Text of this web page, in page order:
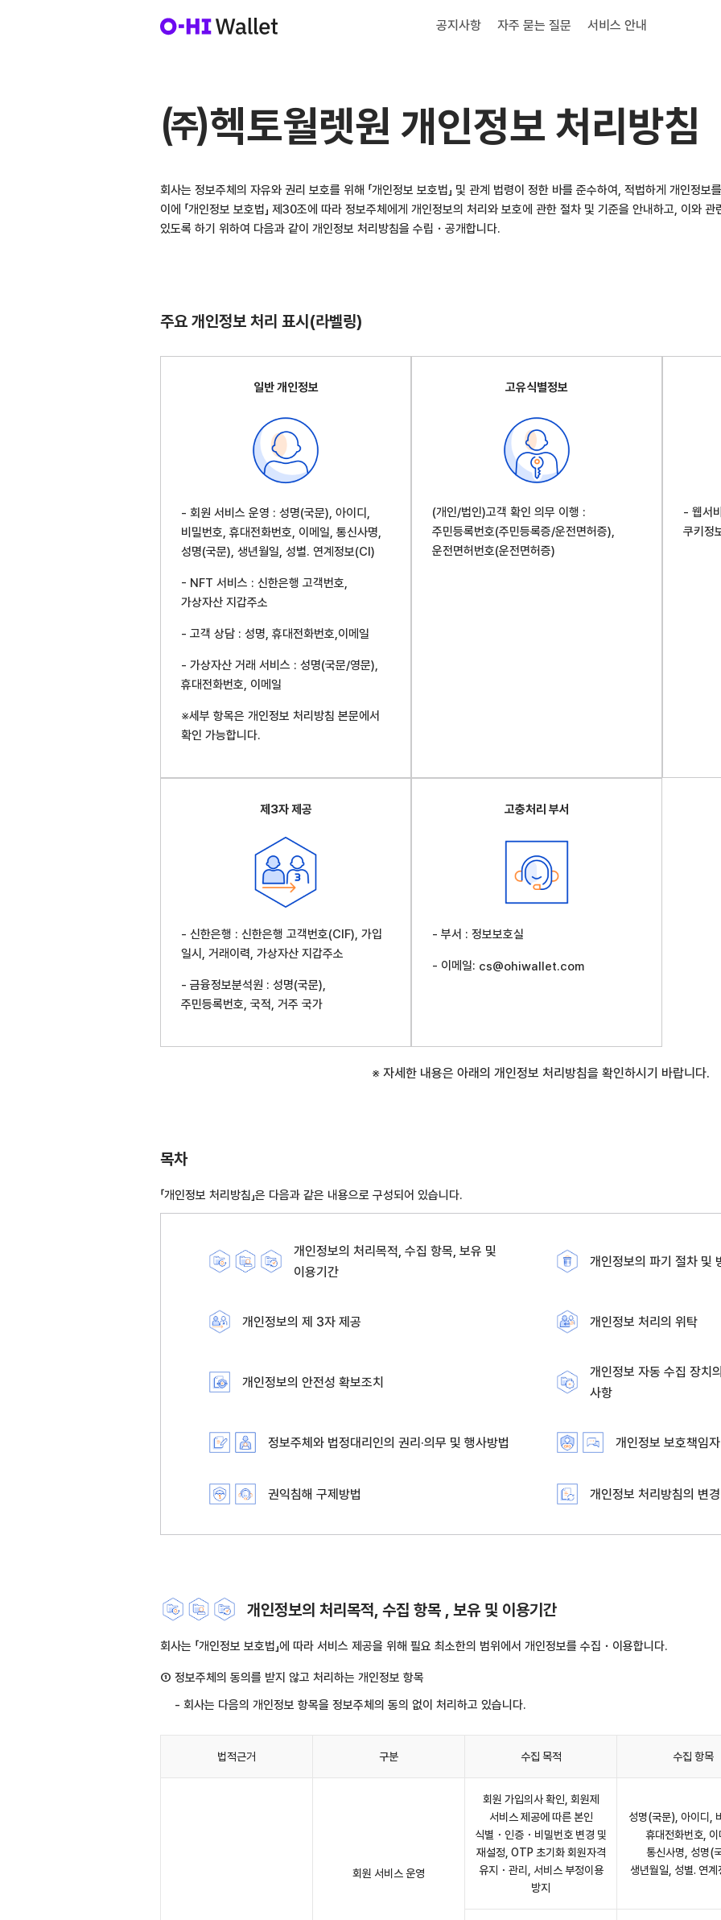
공지사항 자주 묻는 질문 서비스 안내
㈜헥토월렛원 개인정보 처리방침
회사는 정보주체의 자유와 권리 보호를 위해 「개인정보 보호법」 및 관계 법령이 정한 바를 준수하여, 적법하게 개인정보
이에 「개인정보 보호법」 제30조에 따라 정보주체에게 개인정보의 처리와 보호에 관한 절차 및 기준을 안내하고, 이와
있도록 하기 위하여 다음과 같이 개인정보 처리방침을 수립・공개합니다.
주요 개인정보 처리 표시(라벨링)
일반 개인정보
- 회원 서비스 운영 : 성명(국문), 아이디,
비밀번호, 휴대전화번호, 이메일, 통신사명,
성명(국문), 생년월일, 성별. 연계정보(CI)
- NFT 서비스 : 신한은행 고객번호,
가상자산 지갑주소
- 고객 상담 : 성명, 휴대전화번호,이메일
- 가상자산 거래 서비스 : 성명(국문/영문),
휴대전화번호, 이메일
※세부 항목은 개인정보 처리방침 본문에서
확인 가능합니다.
고유식별정보
(개인/법인)고객 확인 의무 이행 :
주민등록번호(주민등록증/운전면허증),
운전면허번호(운전면허증)
- 웹서
쿠키정
제3자 제공
- 신한은행 : 신한은행 고객번호(CIF), 가입
일시, 거래이력, 가상자산 지갑주소
- 금융정보분석원 : 성명(국문),
주민등록번호, 국적, 거주 국가
고충처리 부서
- 부서 : 정보보호실
- 이메일: cs@ohiwallet.com
※ 자세한 내용은 아래의 개인정보 처리방침을 확인하시기 바랍니다.
목차
「개인정보 처리방침」은 다음과 같은 내용으로 구성되어 있습니다.
개인정보의 처리목적, 수집 항목, 보유 및
이용기간
개인정보의 파기 절차 및
개인정보의 제 3자 제공 개인정보 처리의 위탁
개인정보의 안전성 확보조치
개인정보 자동 수집 장치
사항
정보주체와 법정대리인의 권리·의무 및 행사방법 개인정보 보호책임자
권익침해 구제방법 개인정보 처리방침의 변경
개인정보의 처리목적, 수집 항목 , 보유 및 이용기간
회사는 「개인정보 보호법」에 따라 서비스 제공을 위해 필요 최소한의 범위에서 개인정보를 수집・이용합니다.
① 정보주체의 동의를 받지 않고 처리하는 개인정보 항목
- 회사는 다음의 개인정보 항목을 정보주체의 동의 없이 처리하고 있습니다.
법적근거 구분 수집 목적 수집 항목
회원 서비스 운영
회원 가입의사 확인, 회원제
서비스 제공에 따른 본인
식별・인증・비밀번호 변경 및
재설정, OTP 초기화 회원자격
유지・관리, 서비스 부정이용
방지
성명(국문), 아이디,
휴대전화번호, 이
통신사명, 성명(
생년월일, 성별. 연